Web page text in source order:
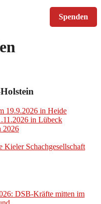
Spenden
19.9.2026 in Heide
in Lübeck
2026
Kieler Schachgesellschaft
DSB-Kräfte mitten im